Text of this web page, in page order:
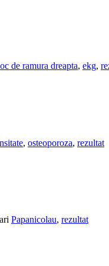
de ramura dreapta, ekg,
, osteoporoza, rezultat
Papanicolau, rezultat